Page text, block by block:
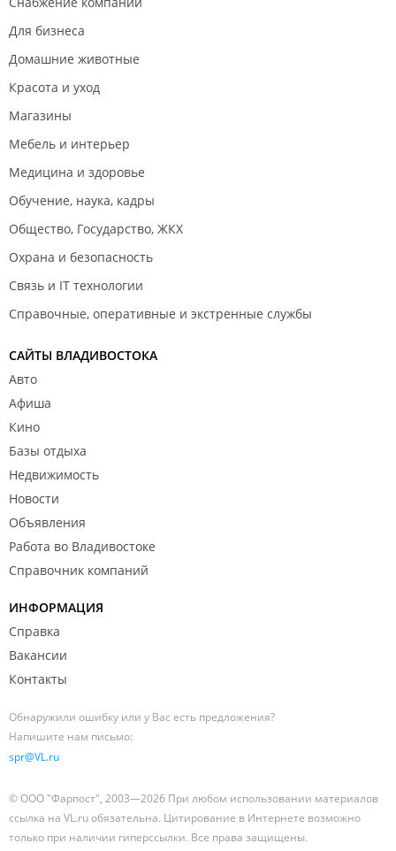
Для бизнеса
Домашние животные
Красота и уход
Магазины
Мебель и интерьер
Медицина и здоровье
Обучение, наука, кадры
Общество, Государство, ЖКХ
Охрана и безопасность
Связь и IT технологии
Справочные, оперативные и экстренные службы
САЙТЫ ВЛАДИВОСТОКА
Авто
Афиша
Кино
Базы отдыха
Недвижимость
Новости
Объявления
Работа во Владивостоке
Справочник компаний
ИНФОРМАЦИЯ
Справка
Вакансии
Контакты
Обнаружили ошибку или у Вас есть предложения?
Напишите нам письмо:
spr@VL.ru
© ООО "Фарпост", 2003—2026 При любом использовании материалов
ссылка на VL.ru обязательна. Цитирование в Интернете возможно
только при наличии гиперссылки. Все права защищены.